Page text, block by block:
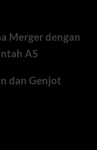
Merger dengan
AS
dan Genjot